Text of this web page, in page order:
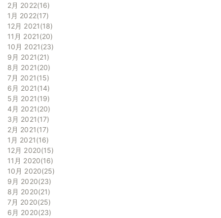
2月 2022 16
1月 2022 17
12月 2021 18
11月 2021 20
10月 2021 23
9月 2021 21
8月 2021 20
7月 2021 15
6月 2021 14
5月 2021 19
4月 2021 20
3月 2021 17
2月 2021 17
1月 2021 16
12月 2020 15
11月 2020 16
10月 2020 25
9月 2020 23
8月 2020 21
7月 2020 25
6月 2020 23